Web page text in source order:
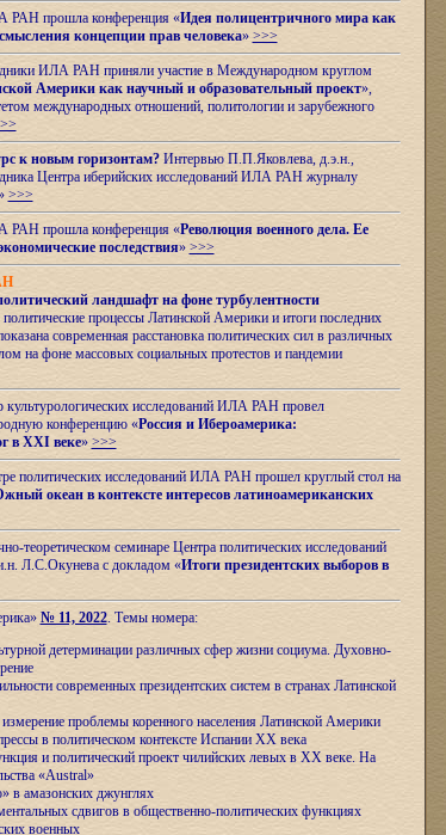
РАН прошла конференция «Идея полицентричного мира как
концепции прав человека» >>>
ИЛА РАН приняли участие в Международном круглом
Америки как научный и образовательный проект»,
международных отношений, политологии и зарубежного
к новым горизонтам?Интервью П.П.Яковлева, д.э.н.,
Центра иберийских исследований ИЛА РАН журналу
>>>
РАН прошла конференция «Революция военного дела. Ее
последствия» >>>
ландшафт на фоне турбулентности
процессы Латинской Америки и итоги последних
современная расстановка политических сил в различных
на фоне массовых социальных протестов и пандемии
культурологических исследований ИЛА РАН провел
конференцию «Россия и Ибероамерика:
в XXI веке» >>>
политических исследований ИЛА РАН прошел круглый стол на
океан в контексте интересов латиноамериканских
теоретическом семинаре Центра политических исследований
Л.С.Окунева с докладом «Итоги президентских выборов в
№ 11, 2022. Темы номера:
детерминации различных сфер жизни социума. Духовно-
современных президентских систем в странах Латинской
проблемы коренного населения Латинской Америки
в политическом контексте Испании XX века
и политический проект чилийских левых в XX веке. На
«Austral»
в амазонских джунглях
сдвигов в общественно-политических функциях
военных